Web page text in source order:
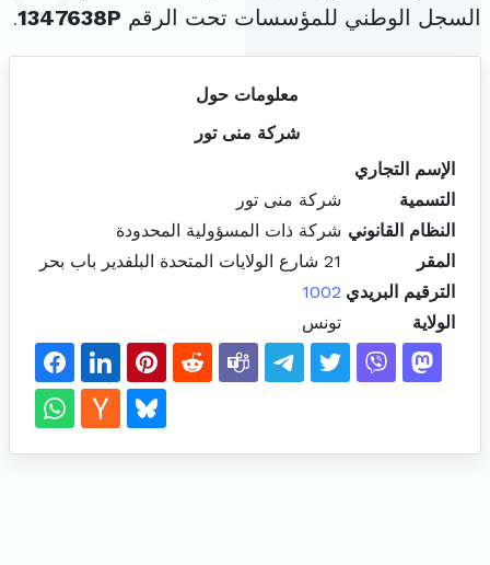
السجل الوطني للمؤسسات تحت الرقم 1347638P
.
معلومات حول
شركة منى تور
الإسم التجاري
التسمية
شركة منى تور
النظام القانوني شركة ذات المسؤولية المحدودة
المقر
21 شارع الولايات المتحدة البلفدير باب بحر
الترقيم البريدي 1002
الولاية
تونس